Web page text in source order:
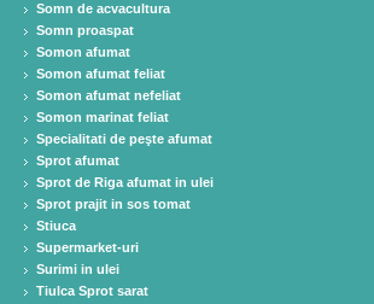
Somn de acvacultura
Somn proaspat
Somon afumat
Somon afumat feliat
Somon afumat nefeliat
Somon marinat feliat
Specialitati de peşte afumat
Sprot afumat
Sprot de Riga afumat in ulei
Sprot prajit in sos tomat
Stiuca
Supermarket-uri
Surimi in ulei
Tiulca Sprot sarat